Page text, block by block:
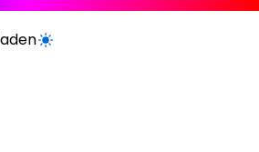
Wechseln zur hellen / dunklen